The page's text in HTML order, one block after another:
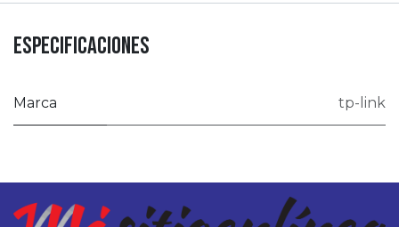
Especificaciones
Marca tp-link